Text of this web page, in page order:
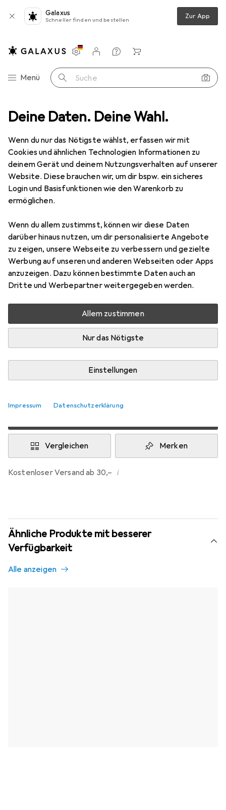
Deine Daten. Deine Wahl.
Wenn du nur das Nötigste wählst, erfassen wir mit
Cookies und ähnlichen Technologien Informationen zu
deinem Gerät und deinem Nutzungsverhalten auf unserer
Website. Diese brauchen wir, um dir bspw. ein sicheres
Login und Basisfunktionen wie den Warenkorb zu
ermöglichen.
Wenn du allem zustimmst, können wir diese Daten
darüber hinaus nutzen, um dir personalisierte Angebote
zu zeigen, unsere Webseite zu verbessern und gezielte
Werbung auf unseren und anderen Webseiten oder Apps
anzuzeigen. Dazu können bestimmte Daten auch an
Dritte und Werbepartner weitergegeben werden.
Allem zustimmen
Nur das Nötigste
Einstellungen
Impressum Datenschutzerklärung
Galaxus
Schneller finden und bestellen Zur App
Navigation nach Kategorien
Menü Suche
Einstellungen
Kundenkonto
Vergleichslisten
Merklisten
Warenkorb
DJ Zubehör DJ Eurolite Filterrahmen 235 x 235 mm sw
EuroliteFilterrahmen 235 x 235 mm
sw
Preis in EUR inkl. MwSt.
EUR
17,50
EUR
0,40sparen oder schneller lieferbar
Angebote abEUR
17,10
Zwischen Mi, 19.8. und Sa, 22.8. geliefert
Mehr als 10 Stück an Lager beim Lieferanten
Benachrichtigen, wenn schneller verfügbar
Vergleichen Merken
Kostenloser Versand ab 30,– i
Ähnliche Produkte mit besserer
Verfügbarkeit
Alle anzeigen